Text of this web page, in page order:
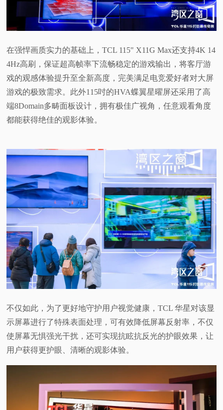
在强悍画质实力的基础上，TCL 115" X11G Max还支持4K 14
4Hz高刷，保证超高帧率下流畅稳定的游戏输出，将客厅游
戏的观感体验提升至全新高度，完美满足电竞爱好者对大屏
游戏的极致需求。此外115吋的HVA蝶翼星曜屏还采用了高
端8Domain多畴面板设计，拥有极佳广视角，任意观看角度
都能获得绝佳的观影体验。
不仅如此，为了更好地守护用户视觉健康，TCL 华星对该显
示屏幕进行了特殊表面处理，可有效降低屏幕反射率，不仅
使屏幕无惧强光干扰，还可实现抗眩抗反光的护眼效果，让
用户获得更护眼、清晰的观影体验。